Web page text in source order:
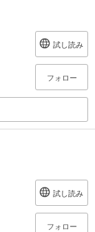
試し読み
フォロー
試し読み
フォロー